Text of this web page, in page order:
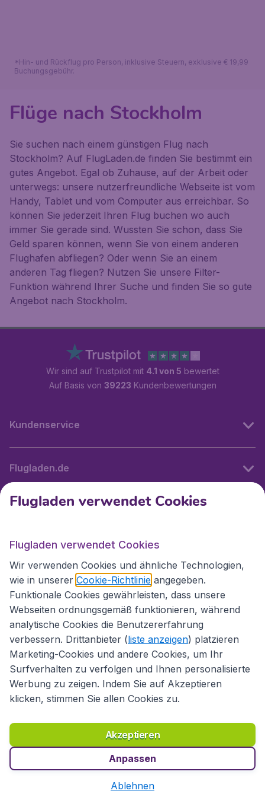
*Hin- und Rückflug pro Person, inklusive Steuern, exklusive € 19,99
Buchungsgebühr.
Flüge nach Stockholm
Sie suchen nach einem günstigen Flug nach
Stockholm? Auf FlugLaden.de finden Sie bestimmt ein
gutes Angebot. Egal ob Zuhause, auf der Arbeit oder
unterwegs: unsere nutzerfreundliche Webseite ist vom
Handy, Tablet und vom Computer aus erreichbar. So
können Sie jederzeit Ihren Flug buchen wo auch
immer Sie gerade sind. Wussten Sie schon, dass Sie
Geld sparen können, wenn Sie von einem anderen
Flughafen abfliegen? Oder wenn Sie an einem
anderen Tag fliegen? Nutzen Sie unsere Filter-
Funktion während Ihrer Suche und finden Sie so gute
Angebot nach Stockholm.
Wir sind auf Trustpilot mit 4.1 von 5 bewertet
Auf Basis von 39223 Kundenbewertungen
Kundenservice
Flugladen.de
Internationale Webseiten
Folgen Sie uns:
Richtlinien und Bedingungen
Datenschutzerklärung
Cookies Copyright © 2026
Flugladen verwendet Cookies
Flugladen verwendet Cookies
Wir verwenden Cookies und ähnliche Technologien,
wie in unserer Cookie-Richtlinie angegeben.
Funktionale Cookies gewährleisten, dass unsere
Webseiten ordnungsgemäß funktionieren, während
analytische Cookies die Benutzererfahrung
verbessern. Drittanbieter (liste anzeigen) platzieren
Marketing-Cookies und andere Cookies, um Ihr
Surfverhalten zu verfolgen und Ihnen personalisierte
Werbung zu zeigen. Indem Sie auf Akzeptieren
klicken, stimmen Sie allen Cookies zu.
Akzeptieren
Anpassen
Ablehnen